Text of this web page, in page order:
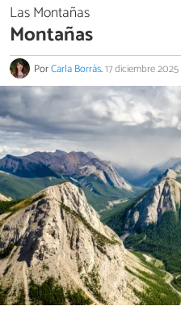
Las Montañas
Montañas
PorCarla Borràs.17 diciembre 2025